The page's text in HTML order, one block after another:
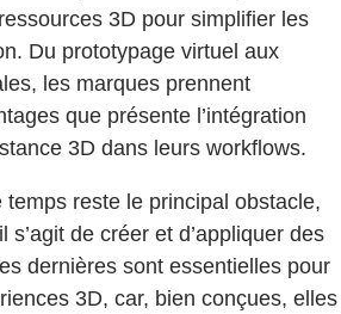
3D pour simplifier les
Du prototypage virtuel aux
les marques prennent
que présente l’intégration
3D dans leurs workflows.
temps reste le principal obstacle,
s’agit de créer et d’appliquer des
dernières sont essentielles pour
3D, car, bien conçues, elles